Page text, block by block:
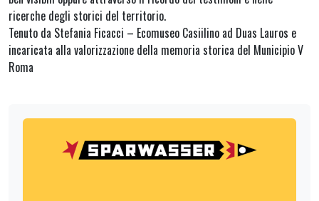
ricerche degli storici del territorio.
Tenuto da Stefania Ficacci – Ecomuseo Casiilino ad Duas Lauros e
incaricata alla valorizzazione della memoria storica del Municipio V
Roma